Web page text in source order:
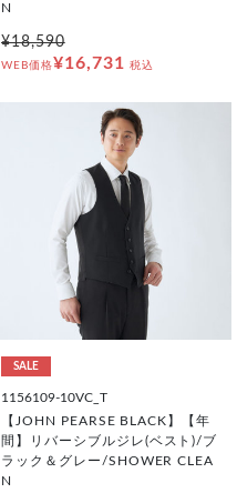
N
¥18,590
WEB価格¥16,731 税込
SALE
1156109-10VC_T
【JOHN PEARSE BLACK】【年
間】リバーシブルジレ(ベスト)/ブ
ラック＆グレー/SHOWER CLEA
N